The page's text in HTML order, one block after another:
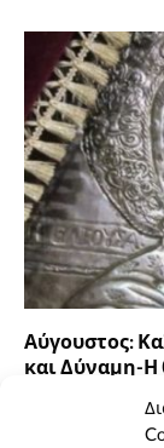
Αύγουστος:
και Δύναμη-Η
1 Αυγούστου 2026